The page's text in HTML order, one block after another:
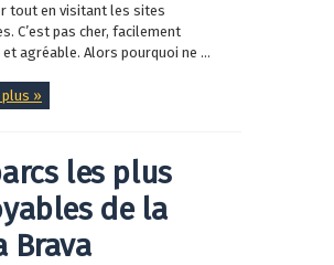
tout en visitant les sites
C’est pas cher, facilement
agréable. Alors pourquoi ne ...
plus »
les plus
de la
Brava